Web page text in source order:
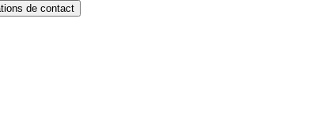
de contact